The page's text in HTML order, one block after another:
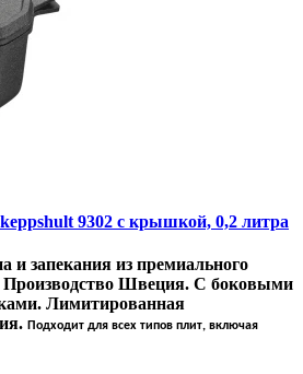
9302 с крышкой, 0,2 литра
и запекания из премиального
Производство Швеция. С боковыми
Лимитированная
Подходит для всех типов плит, включая